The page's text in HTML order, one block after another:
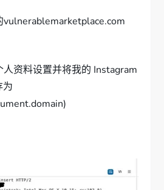
vulnerablemarketplace.com
资料设置并将我的 Instagram